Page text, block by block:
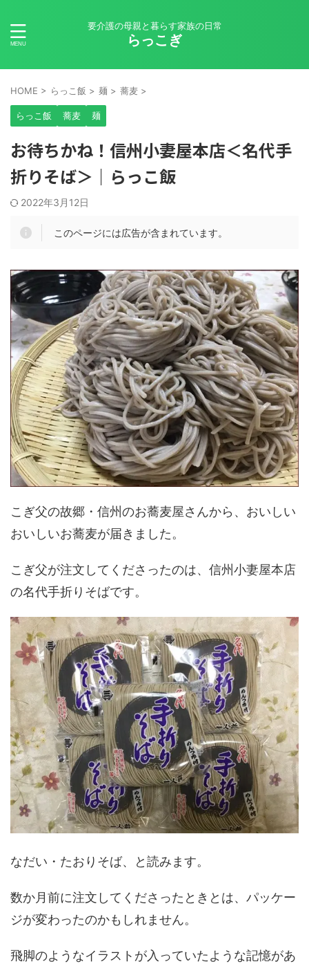
要介護の母親と暮らす家族の日常
らっこぎ
HOME > らっこ飯 > 麺 > 蕎麦 >
らっこ飯 蕎麦 麺
お待ちかね！信州小妻屋本店＜名代手
折りそば＞｜らっこ飯
2022年3月12日
このページには広告が含まれています。
こぎ父の故郷・信州のお蕎麦屋さんから、おいしい
おいしいお蕎麦が届きました。
こぎ父が注文してくださったのは、信州小妻屋本店
の名代手折りそばです。
なだい・たおりそば、と読みます。
数か月前に注文してくださったときとは、パッケー
ジが変わったのかもしれません。
飛脚のようなイラストが入っていたような記憶があ